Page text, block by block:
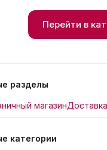
Перейти в
разделы
магазинДоставка
категории